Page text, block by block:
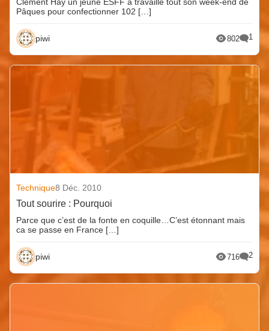
Pâques pour confectionner 102 […]
piwi 802 1
Technique8 Déc. 2010
Tout sourire : Pourquoi
Parce que c’est de la fonte en coquille…C’est étonnant mais
ca se passe en France […]
piwi 716 2